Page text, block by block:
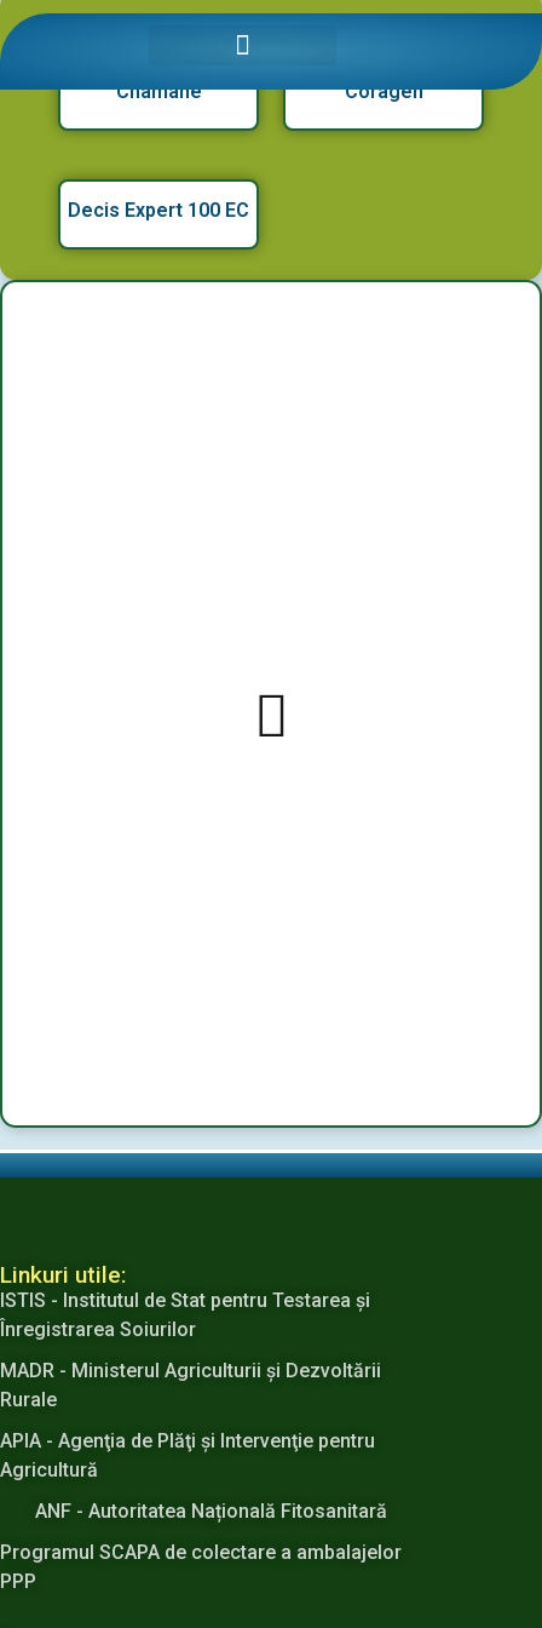
Detalii produse: Broccoli
Chamane Coragen
Decis Expert 100 EC
Linkuri utile:
ISTIS - Institutul de Stat pentru Testarea şi
Înregistrarea Soiurilor
MADR - Ministerul Agriculturii şi Dezvoltării
Rurale
APIA - Agenţia de Plăţi şi Intervenţie pentru
Agricultură
ANF - Autoritatea Națională Fitosanitară
Programul SCAPA de colectare a ambalajelor
PPP